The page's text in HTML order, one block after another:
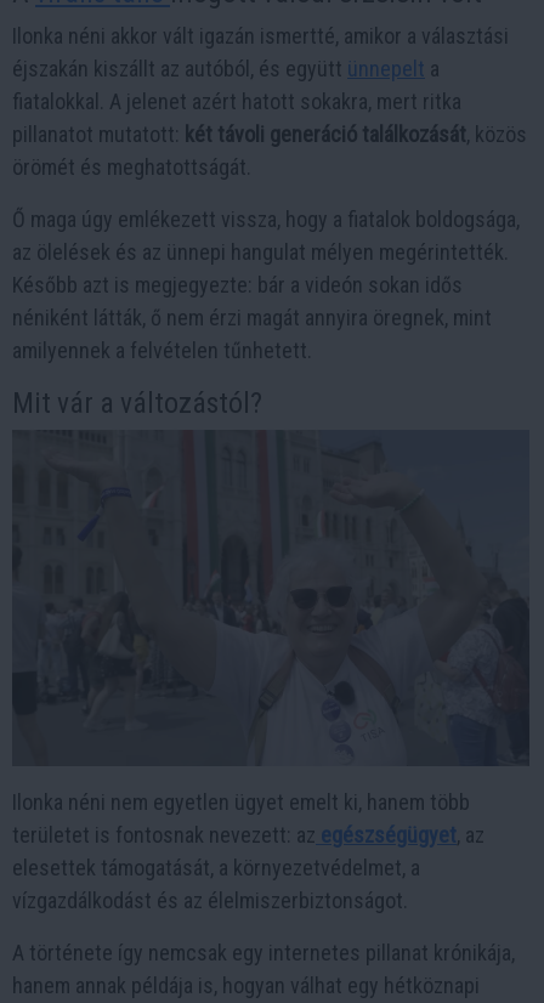
Ilonka néni akkor vált igazán ismertté, amikor a választási
éjszakán kiszállt az autóból, és együtt ünnepelt a
fiatalokkal. A jelenet azért hatott sokakra, mert ritka
pillanatot mutatott:
két távoli generáció találkozását, közös
örömét és meghatottságát.
Ő maga úgy emlékezett vissza, hogy a fiatalok boldogsága,
az ölelések és az ünnepi hangulat mélyen megérintették.
Később azt is megjegyezte: bár a videón sokan idős
néniként látták, ő nem érzi magát annyira öregnek, mint
amilyennek a felvételen tűnhetett.
Mit vár a változástól?
Ilonka néni nem egyetlen ügyet emelt ki, hanem több
területet is fontosnak nevezett: az egészségügyet, az
elesettek támogatását, a környezetvédelmet, a
vízgazdálkodást és az élelmiszerbiztonságot.
A története így nemcsak egy internetes pillanat krónikája,
hanem annak példája is, hogyan válhat egy hétköznapi